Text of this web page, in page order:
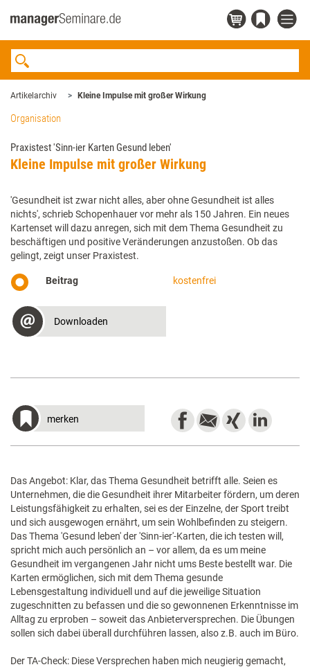
Artikelarchiv Kleine Impulse mit großer Wirkung
Organisation
Praxistest 'Sinn-ier Karten Gesund leben'
Kleine Impulse mit großer Wirkung
'Gesundheit ist zwar nicht alles, aber ohne Gesundheit ist alles
nichts', schrieb Schopenhauer vor mehr als 150 Jahren. Ein neues
Kartenset will dazu anregen, sich mit dem Thema Gesundheit zu
beschäftigen und positive Veränderungen anzustoßen. Ob das
gelingt, zeigt unser Praxistest.
Beitrag kostenfrei
Downloaden
merken
Das Angebot: Klar, das Thema Gesundheit betrifft alle. Seien es
Unternehmen, die die Gesundheit ihrer Mitarbeiter fördern, um deren
Leistungsfähigkeit zu erhalten, sei es der Einzelne, der Sport treibt
und sich ausgewogen ernährt, um sein Wohlbefinden zu steigern.
Das Thema 'Gesund leben' der 'Sinn-ier'-Karten, die ich testen will,
spricht mich auch persönlich an – vor allem, da es um meine
Gesundheit im vergangenen Jahr nicht ums Beste bestellt war. Die
Karten ermöglichen, sich mit dem Thema gesunde
Lebensgestaltung individuell und auf die jeweilige Situation
zugeschnitten zu befassen und die so gewonnenen Erkenntnisse im
Alltag zu erproben – soweit das Anbieterversprechen. Die Übungen
sollen sich dabei überall durchführen lassen, also z.B. auch im Büro.
Der TA-Check: Diese Versprechen haben mich neugierig gemacht,